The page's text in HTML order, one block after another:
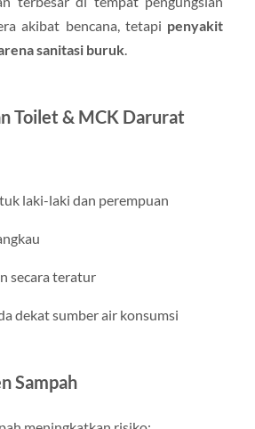
akibat bencana, tetapi penyakit
sanitasi buruk.
Toilet & MCK Darurat
laki-laki dan perempuan
secara teratur
dekat sumber air konsumsi
Sampah